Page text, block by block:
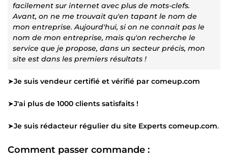
facilement sur internet avec plus de mots-clefs.
Avant, on ne me trouvait qu'en tapant le nom de
mon entreprise. Aujourd'hui, si on ne connait pas le
nom de mon entreprise, mais qu'on recherche le
service que je propose, dans un secteur précis, mon
site est dans les premiers résultats !
➤Je suis vendeur certifié et vérifié par comeup.com
➤J'ai plus de 1000 clients satisfaits !
➤Je suis rédacteur régulier du site Experts comeup.com.
Comment passer commande :